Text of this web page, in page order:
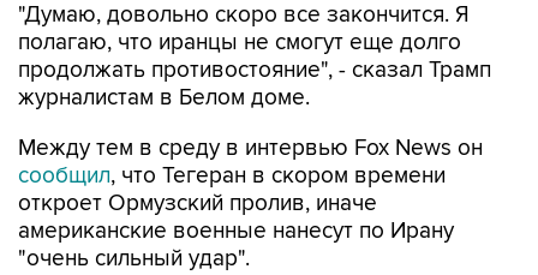
"Думаю, довольно скоро все закончится. Я
полагаю, что иранцы не смогут еще долго
продолжать противостояние", - сказал Трамп
журналистам в Белом доме.
Между тем в среду в интервью Fox News он
сообщил, что Тегеран в скором времени
откроет Ормузский пролив, иначе
американские военные нанесут по Ирану
"очень сильный удар".